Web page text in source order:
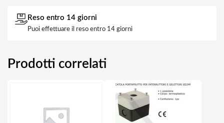
Reso entro 14 giorni
Puoi effettuare il reso entro 14 giorni
Prodotti correlati